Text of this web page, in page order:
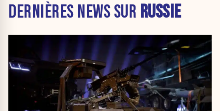
DERNIÈRES NEWS SUR RUSSIE